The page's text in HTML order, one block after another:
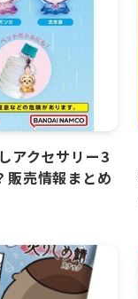
アクセサリー3
販売情報まとめ